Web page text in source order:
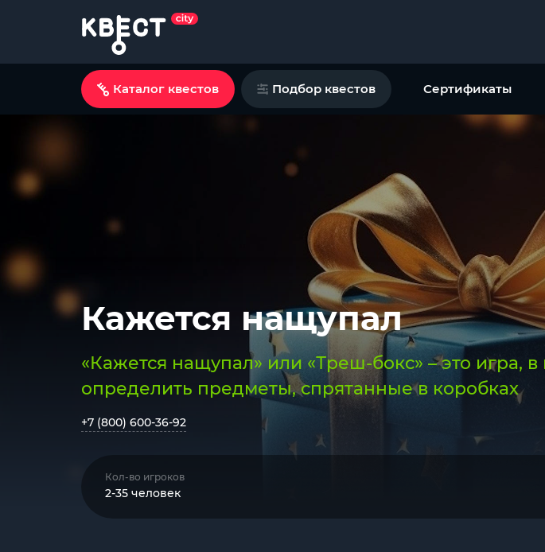
Каталог квестов Подбор квестов Сертификаты
Кажется нащупал
«Кажется нащупал» или «Треш-бокс» – это игра,
определить предметы, спрятанные в коробках
+7 (800) 600-36-92
Кол-во игроков
2-35 человек